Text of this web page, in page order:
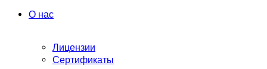
О нас
Лицензии
Сертификаты